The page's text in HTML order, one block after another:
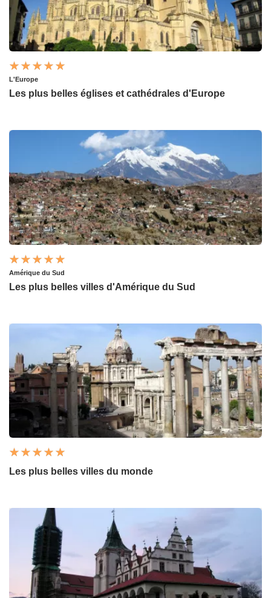
L'Europe
Les plus belles églises et cathédrales d'Europe
Amérique du Sud
Les plus belles villes d'Amérique du Sud
Les plus belles villes du monde